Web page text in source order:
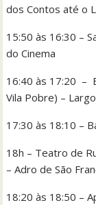
dos Contos até o
15:50 às 16:30 –
do Cinema
16:40 às 17:20 –
Vila Pobre) –
17:30 às 18:10 –
18h – Teatro de
– Adro de São
18:20 às 18:50 –